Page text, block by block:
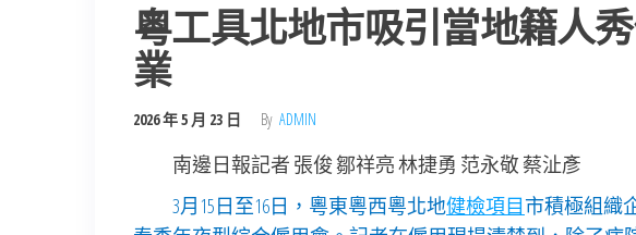
粵工具北地市吸引當地籍人
業
2026 年 5 月 23 日 By ADMIN
南邊日報記者 張俊 鄒祥亮 林捷勇 范永敬 蔡沚彥
3月15日至16日，粵東粵西粵北地健檢項目市積極組織